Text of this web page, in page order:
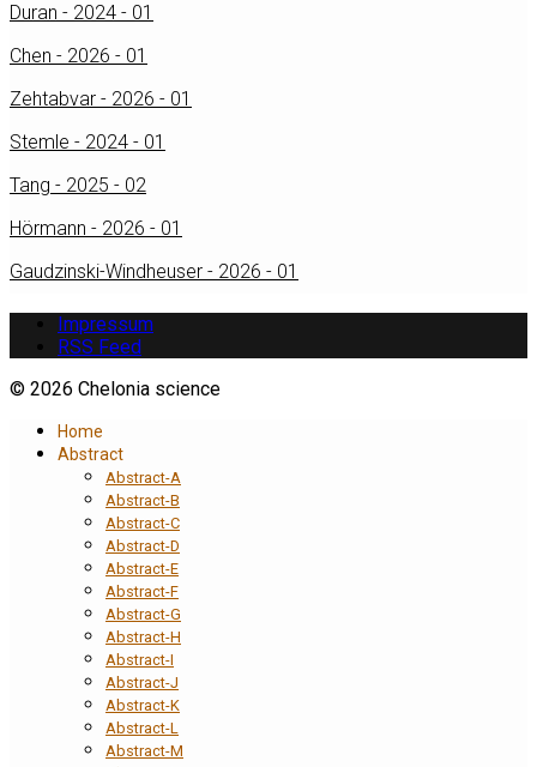
Duran - 2024 - 01
Chen - 2026 - 01
Zehtabvar - 2026 - 01
Stemle - 2024 - 01
Tang - 2025 - 02
Hörmann - 2026 - 01
Gaudzinski-Windheuser - 2026 - 01
Impressum
RSS Feed
© 2026 Chelonia science
Home
Abstract
Abstract-A
Abstract-B
Abstract-C
Abstract-D
Abstract-E
Abstract-F
Abstract-G
Abstract-H
Abstract-I
Abstract-J
Abstract-K
Abstract-L
Abstract-M